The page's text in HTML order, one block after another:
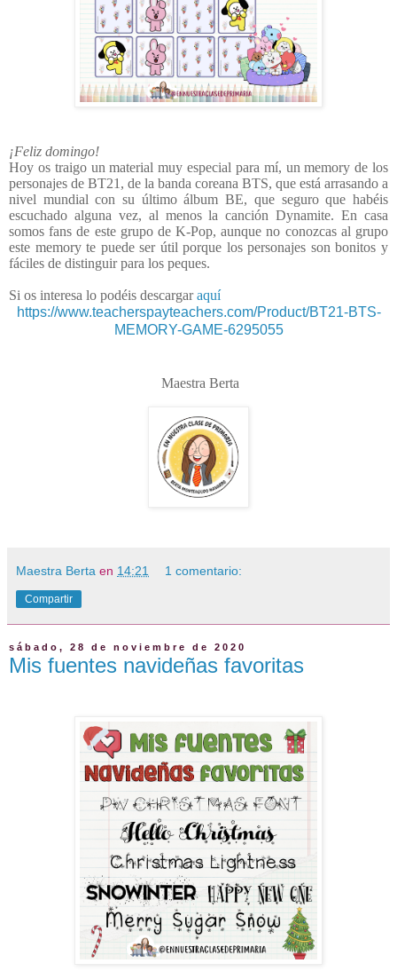
¡Feliz domingo!
Hoy os traigo un material muy especial para mí, un memory de los
personajes de BT21, de la banda coreana BTS, que está arrasando a
nivel mundial con su último álbum BE, que seguro que habéis
escuchado alguna vez, al menos la canción Dynamite. En casa
somos fans de este grupo de K-Pop, aunque no conozcas al grupo
este memory te puede ser útil porque los personajes son bonitos y
fáciles de distinguir para los peques.
Si os interesa lo podéis descargaraquí
https://www.teacherspayteachers.com/Product/BT21-BTS-
MEMORY-GAME-6295055
Maestra Berta
Maestra Berta en 14:21 1 comentario:
Compartir
sábado, 28 de noviembre de 2020
Mis fuentes navideñas favoritas